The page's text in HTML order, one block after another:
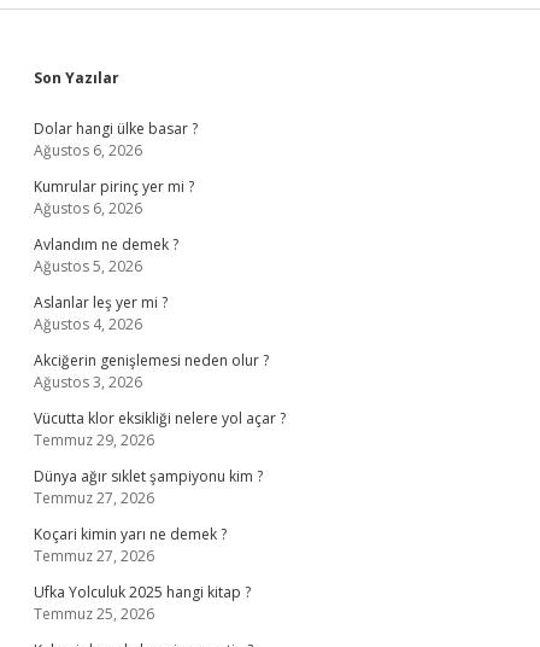
Sidebar
Son Yazılar
Dolar hangi ülke basar ?
Ağustos 6, 2026
Kumrular pirinç yer mi ?
Ağustos 6, 2026
Avlandım ne demek ?
Ağustos 5, 2026
Aslanlar leş yer mi ?
Ağustos 4, 2026
Akciğerin genişlemesi neden olur ?
Ağustos 3, 2026
Vücutta klor eksikliği nelere yol açar ?
Temmuz 29, 2026
Dünya ağır sıklet şampiyonu kim ?
Temmuz 27, 2026
Koçari kimin yarı ne demek ?
Temmuz 27, 2026
Ufka Yolculuk 2025 hangi kitap ?
Temmuz 25, 2026